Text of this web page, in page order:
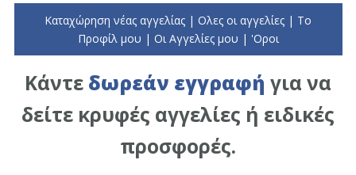
Καταχώρηση νέας αγγελίας | Ολες οι αγγελίες | To
Προφίλ μου | Οι Αγγελίες μου | 'Οροι
Κάντε δωρεάν εγγραφή για να
δείτε κρυφές αγγελίες ή ειδικές
προσφορές.